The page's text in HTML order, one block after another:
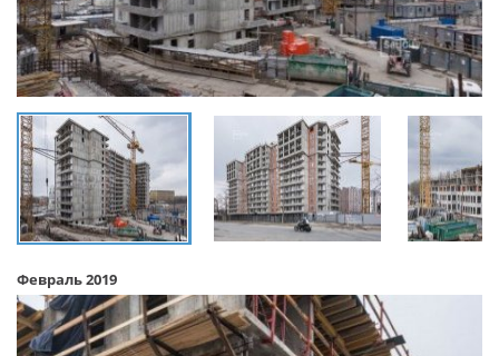
Февраль 2019